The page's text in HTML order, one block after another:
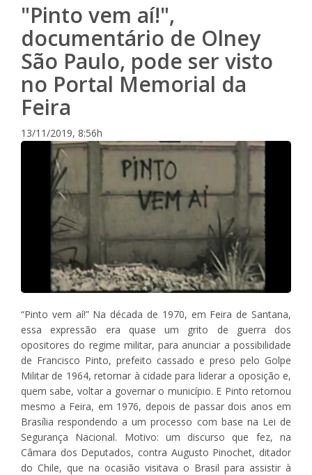
"Pinto vem aí!",
documentário de Olney
São Paulo, pode ser visto
no Portal Memorial da
Feira
13/11/2019, 8:56h
“Pinto vem aí!” Na década de 1970, em Feira de Santana,
essa expressão era quase um grito de guerra dos
opositores do regime militar, para anunciar a possibilidade
de Francisco Pinto, prefeito cassado e preso pelo Golpe
Militar de 1964, retornar à cidade para liderar a oposição e,
quem sabe, voltar a governar o município. E Pinto retornou
mesmo a Feira, em 1976, depois de passar dois anos em
Brasília respondendo a um processo com base na Lei de
Segurança Nacional. Motivo: um discurso que fez, na
Câmara dos Deputados, contra Augusto Pinochet, ditador
do Chile, que na ocasião visitava o Brasil para assistir à